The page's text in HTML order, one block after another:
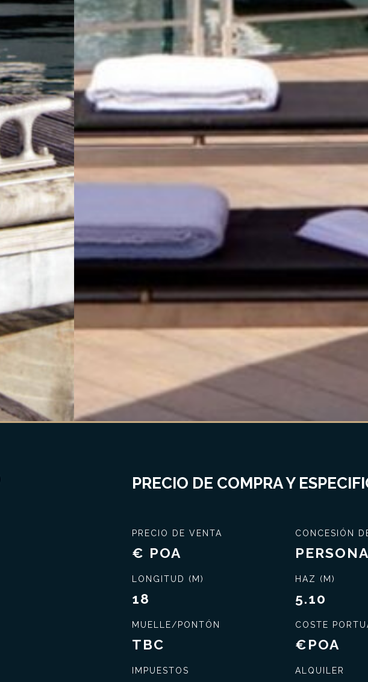
PRECIO DE COMPRA Y
PRECIO DE VENTA
€ POA
LONGITUD (M)
18
MUELLE/PONTÓN
TBC
IMPUESTOS
CONCESIÓN
HAZ (M)
5.10
COSTE
€POA
ALQUILER